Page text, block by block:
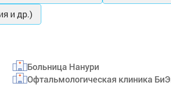
и др.)
Больница Нанури
Офтальмологическая клиника